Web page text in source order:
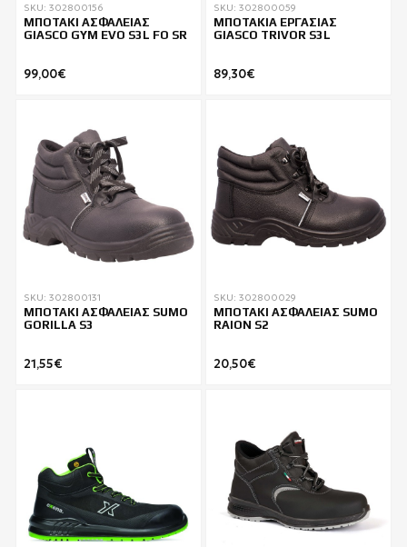
SKU: 302800156
ΜΠΟΤΑΚΙ ΑΣΦΑΛΕΙΑΣ
GIASCO GYM EVO S3L FO SR
99,00€
SKU: 302800059
ΜΠΟΤΑΚΙΑ ΕΡΓΑΣΙΑΣ
GIASCO TRIVOR S3L
89,30€
SKU: 302800131
ΜΠΟΤΑΚΙ ΑΣΦΑΛΕΙΑΣ SUMO
GORILLA S3
21,55€
SKU: 302800029
ΜΠΟΤΑΚΙ ΑΣΦΑΛΕΙΑΣ SUMO
RAION S2
20,50€